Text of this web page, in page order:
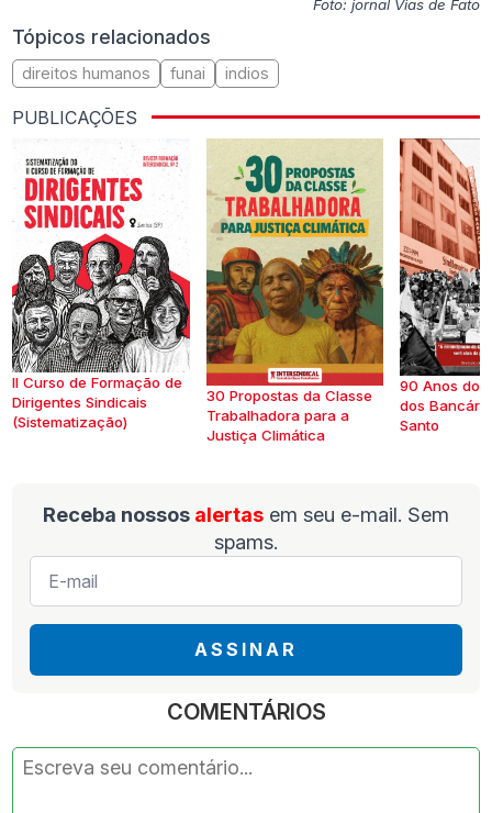
Foto: jornal Vias de Fato
Tópicos relacionados
direitos humanos funai indios
PUBLICAÇÕES
II Curso de Formação de
Dirigentes Sindicais
(Sistematização)
30 Propostas da Classe
Trabalhadora para a
Justiça Climática
90 Anos do
dos
Santo
Receba nossos alertas em seu e-mail. Sem
spams.
E-
mail
ASSINAR
COMENTÁRIOS